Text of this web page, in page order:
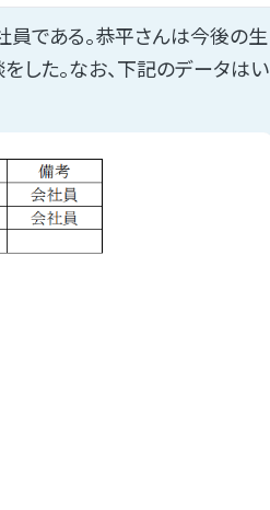
である。恭平さんは今後の生
した。なお、下記のデータはい